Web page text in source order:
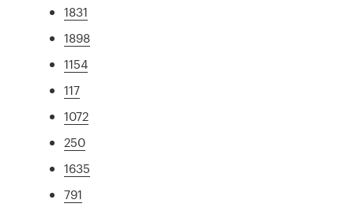
1831
1898
1154
117
1072
250
1635
791